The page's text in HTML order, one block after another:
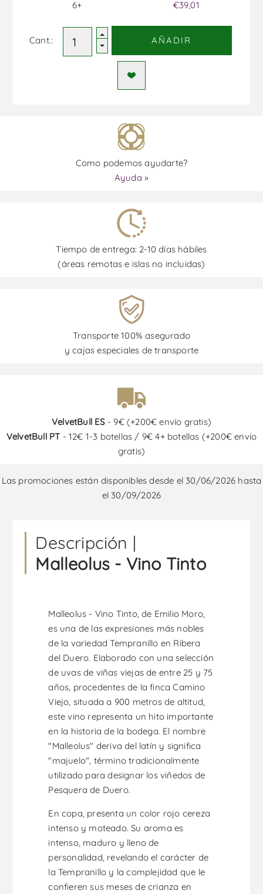
6+
€39,01
Cant.: AÑADIR
Como podemos ayudarte?
Ayuda »
Tiempo de entrega: 2-10 días hábiles
(áreas remotas e islas no incluidas)
Transporte 100% asegurado
y cajas especiales de transporte
VelvetBull ES- 9€ (+200€ envío gratis)
VelvetBull PT - 12€ 1-3 botellas / 9€ 4+ botellas (+200€ envío
gratis)
Las promociones están disponibles desde el 30/06/2026 hasta
el 30/09/2026
Descripción |
Malleolus - Vino Tinto
Malleolus - Vino Tinto, de Emilio Moro,
es una de las expresiones más nobles
de la variedad Tempranillo en Ribera
del Duero. Elaborado con una selección
de uvas de viñas viejas de entre 25 y 75
años, procedentes de la finca Camino
Viejo, situada a 900 metros de altitud,
este vino representa un hito importante
en la historia de la bodega. El nombre
"Malleolus" deriva del latín y significa
"majuelo", término tradicionalmente
utilizado para designar los viñedos de
Pesquera de Duero.
En copa, presenta un color rojo cereza
intenso y moteado. Su aroma es
intenso, maduro y lleno de
personalidad, revelando el carácter de
la Tempranillo y la complejidad que le
confieren sus meses de crianza en